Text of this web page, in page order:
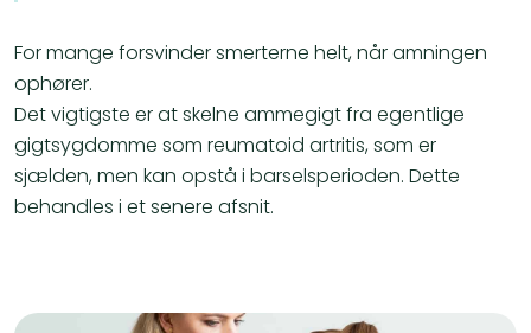
For mange forsvinder smerterne helt, når amningen
ophører.
Det vigtigste er at skelne ammegigt fra egentlige
gigtsygdomme som reumatoid artritis, som er
sjælden, men kan opstå i barselsperioden. Dette
behandles i et senere afsnit.